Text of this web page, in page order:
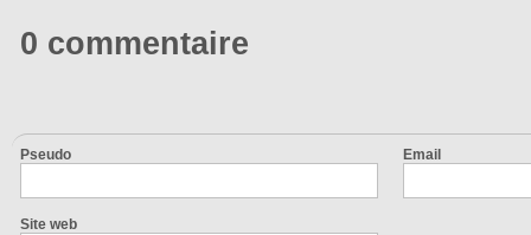
0 commentaire
Pseudo Email
Site web